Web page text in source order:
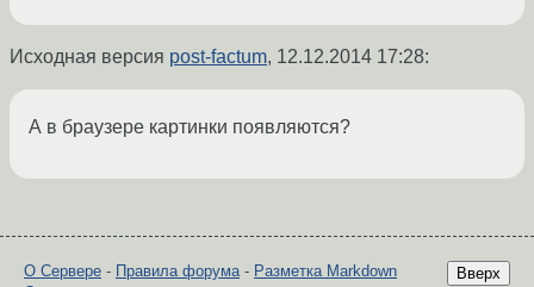
Исходная версия post-factum, 12.12.2014 17:28:
А в браузере картинки появляются?
Вверх
О Сервере - Правила форума- Разметка Markdown